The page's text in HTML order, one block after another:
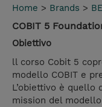
Home > Brands >
COBIT 5
Obiettivo
ll corso Cobit 5
modello COBIT e
L’obiettivo è quello
mission del modello